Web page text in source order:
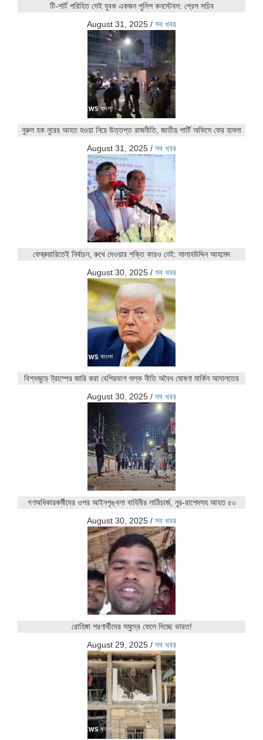
টি-শার্ট পরিহিত সেই যুবক একজন পুলিশ কনস্টেবল: প্রেস সচিব
August 31, 2025 / সব খবর
নুরুল হক নুরের আহত হওয়া নিয়ে উত্তপ্ত রাজনীতি, জাতীয় পার্টি অফিসে ফের হামলা
August 31, 2025 / সব খবর
ফেব্রুয়ারিতেই নির্বাচন, রুখে দেওয়ার শক্তি কারও নেই: সালাহউদ্দিন আহমেদ
August 30, 2025 / সব খবর
বিশ্বজুড়ে ট্রাম্পের জারি করা বেশিরভাগ শুল্ক নীতি অবৈধ ঘোষণা মার্কিন আদালতের
August 30, 2025 / সব খবর
গণঅধিকারকর্মীদের ওপর আইনশৃঙ্খলা বাহিনীর লাঠিচার্জ, নুর-রাশেদসহ আহত ৫০
August 30, 2025 / সব খবর
রোহিঙ্গা শরণার্থীদের সমুদ্রে ফেলে দিচ্ছে ভারত!
August 29, 2025 / সব খবর